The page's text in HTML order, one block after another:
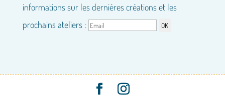
informations sur les dernières créations et les
prochains ateliers :